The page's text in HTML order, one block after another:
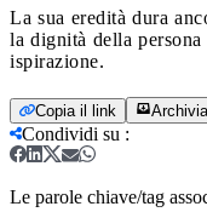
La sua eredità dura
la dignità della persona
ispirazione.
Copia il link
Condividi su :
Le parole chiave/tag